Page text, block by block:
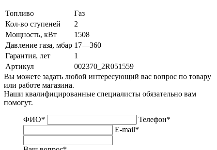
Топливо
Газ
Кол-во ступеней
2
Мощность, кВт
1508
Давление газа, мбар 17—360
Гарантия, лет
1
Артикул
002370_2R051559
Вы можете задать любой интересующий вас вопрос по товару
или работе магазина.
Наши квалифицированные специалисты обязательно вам
помогут.
ФИО* Телефон*
E-mail*